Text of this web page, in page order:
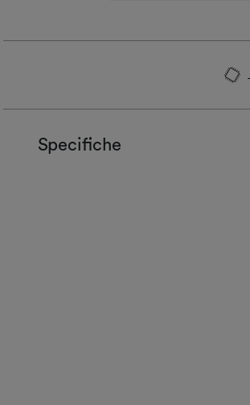
Specifiche